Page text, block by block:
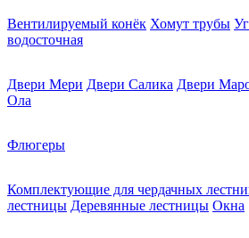
Вентилируемый конёк Хомут трубы
водосточная
Двери Мери Двери Салика Двери
Ола
Флюгеры
Комплектующие для чердачных
лестницы Деревянные лестницы Окна